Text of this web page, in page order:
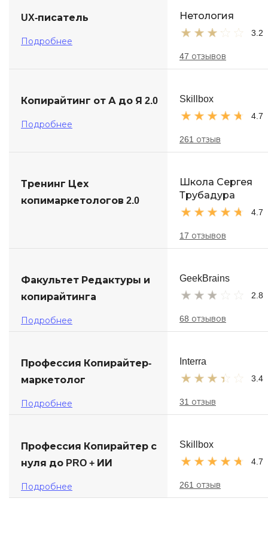
UX-писатель
Подробнее
Нетология
3.2
47 отзывов
Копирайтинг от А до Я 2.0
Подробнее
Skillbox
4.7
261 отзыв
Тренинг Цех
копимаркетологов 2.0
Школа Сергея
Трубадура
4.7
17 отзывов
Факультет Редактуры и
копирайтинга
Подробнее
GeekBrains
2.8
68 отзывов
Профессия Копирайтер-
маркетолог
Подробнее
Interra
3.4
31 отзыв
Профессия Копирайтер с
нуля до PRO + ИИ
Подробнее
Skillbox
4.7
261 отзыв